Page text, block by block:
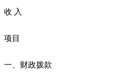
收 入
项目
一、财政拨款